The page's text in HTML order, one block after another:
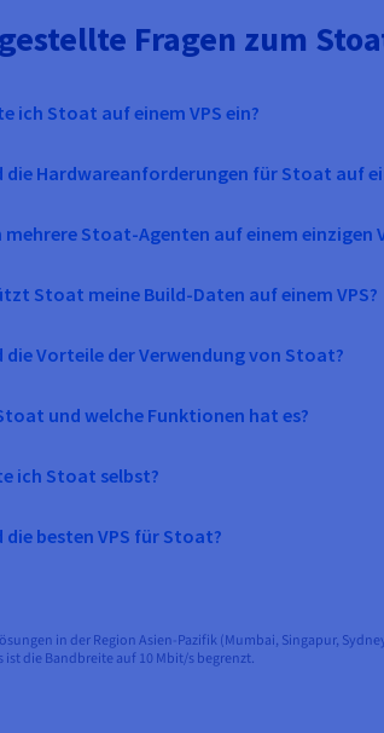
Fragen zum
ich Stoat auf einem VPS ein?
die Hardwareanforderungen für Stoat auf
mehrere Stoat-Agenten auf einem einzigen
Stoat meine Build-Daten auf einem VPS?
die Vorteile der Verwendung von Stoat?
und welche Funktionen hat es?
ich Stoat selbst?
die besten VPS für Stoat?
in der Region Asien-Pazifik (Mumbai, Singapur,
ist die Bandbreite auf 10 Mbit/s begrenzt.